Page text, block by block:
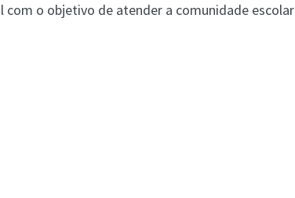
com o objetivo de atender a comunidade escolar